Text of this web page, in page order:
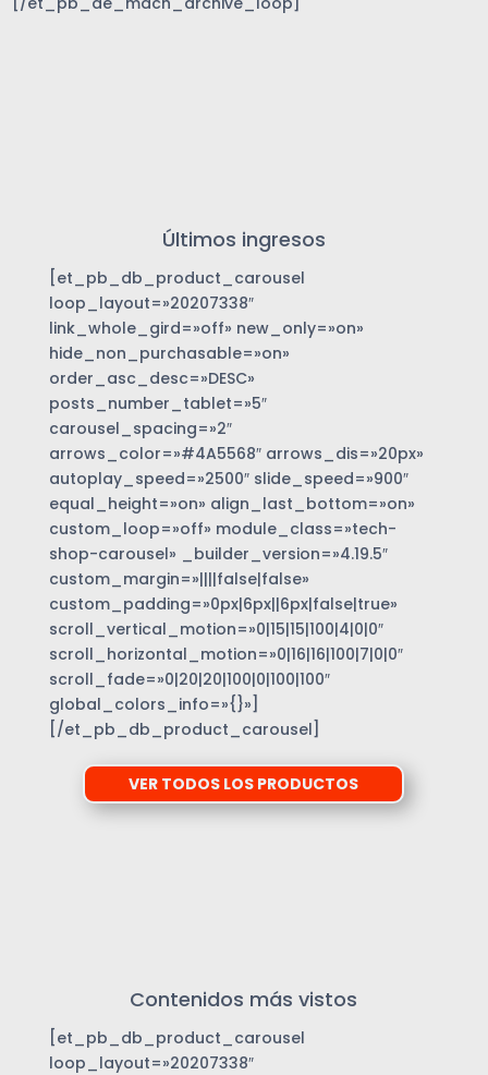
Últimos ingresos
[et_pb_db_product_carousel
loop_layout=»20207338″
link_whole_gird=»off» new_only=»on»
hide_non_purchasable=»on»
order_asc_desc=»DESC»
posts_number_tablet=»5″
carousel_spacing=»2″
arrows_color=»#4A5568″ arrows_dis=»20px»
autoplay_speed=»2500″ slide_speed=»900″
equal_height=»on» align_last_bottom=»on»
custom_loop=»off» module_class=»tech-
shop-carousel» _builder_version=»4.19.5″
custom_margin=»||||false|false»
custom_padding=»0px|6px||6px|false|true»
scroll_vertical_motion=»0|15|15|100|4|0|0″
scroll_horizontal_motion=»0|16|16|100|7|0|0″
scroll_fade=»0|20|20|100|0|100|100″
global_colors_info=»{}»]
[/et_pb_db_product_carousel]
VER TODOS LOS PRODUCTOS
Contenidos más vistos
[et_pb_db_product_carousel
loop_layout=»20207338″